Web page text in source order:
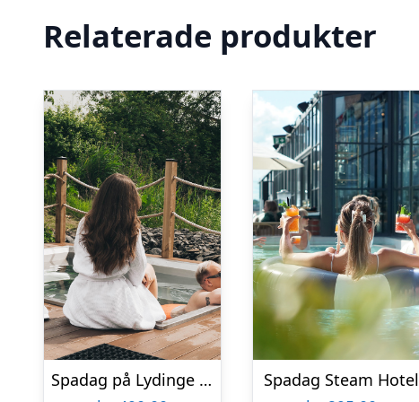
Relaterade produkter
Spadag på Lydinge Resort
Spadag Steam Hotel